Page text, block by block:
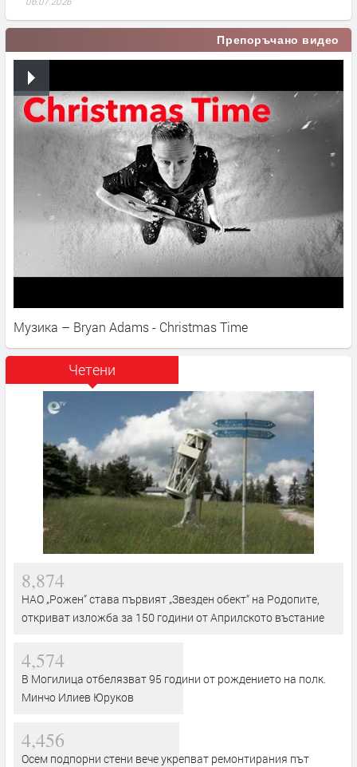
Препоръчано видео
Музика – Bryan Adams - Christmas Time
Четени
8,874
НАО „Рожен“ става първият „Звезден обект“ на Родопите,
откриват изложба за 150 години от Априлското въстание
4,574
В Могилица отбелязват 95 години от рождението на полк.
Минчо Илиев Юруков
4,456
Осем подпорни стени вече укрепват ремонтирания път